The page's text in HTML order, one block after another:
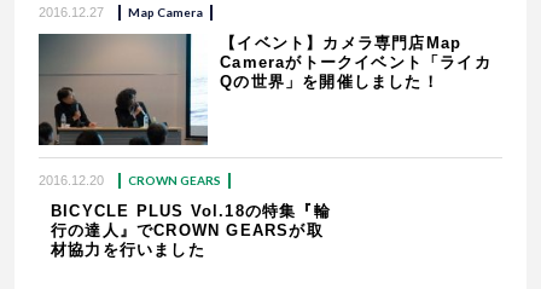
2016.12.27 Map Camera
【イベント】カメラ専門店Map
Cameraがトークイベント「ライカ
Qの世界」を開催しました！
2016.12.20 CROWN GEARS
BICYCLE PLUS Vol.18の特集『輪
行の達人』でCROWN GEARSが取
材協力を行いました